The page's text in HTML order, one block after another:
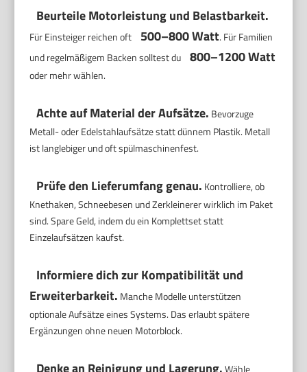
Beurteile Motorleistung und Belastbarkeit.
Für Einsteiger reichen oft 500–800 Watt. Für Familien
und regelmäßigem Backen solltest du
800–1200 Watt
oder mehr wählen.
Achte auf Material der Aufsätze. Bevorzuge
Metall- oder Edelstahlaufsätze statt dünnem Plastik. Metall
ist langlebiger und oft spülmaschinenfest.
Prüfe den Lieferumfang genau. Kontrolliere, ob
Knethaken, Schneebesen und Zerkleinerer wirklich im Paket
sind. Spare Geld, indem du ein Komplettset statt
Einzelaufsätzen kaufst.
Informiere dich zur Kompatibilität und
Erweiterbarkeit. Manche Modelle unterstützen
optionale Aufsätze eines Systems. Das erlaubt spätere
Ergänzungen ohne neuen Motorblock.
Wähle